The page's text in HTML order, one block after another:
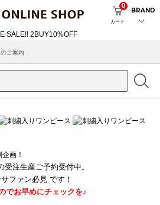
カート
0
BRAND
ご案内
画！
注生産ご予約受付中。
ファン必見 です！
でお早めにチェックを♪